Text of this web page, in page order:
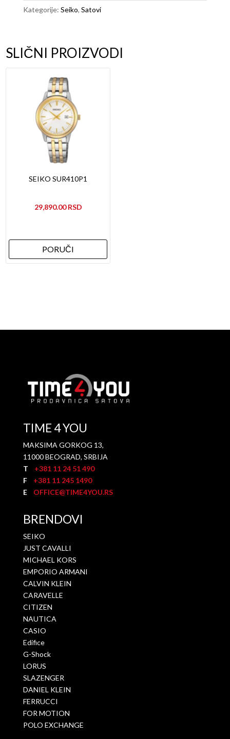
Kategorije: Seiko, Satovi
SLIČNI PROIZVODI
SEIKO SUR410P1
29,890.00
PORUČI
TIME 4 YOU
MAKSIMA GORKOG 13,
11000 BEOGRAD, SRBIJA
T +381 11 24 51 490
F+381 11 245 1490
E OFFICE@TIME4YOU.RS
BRENDOVI
SEIKO
JUST CAVALLI
MICHAEL KORS
EMPORIO ARMANI
CALVIN KLEIN
CARAVELLE
CITIZEN
NAUTICA
CASIO
Edifice
G-Shock
LORUS
SLAZENGER
DANIEL KLEIN
FERRUCCI
FOR MOTION
POLO EXCHANGE